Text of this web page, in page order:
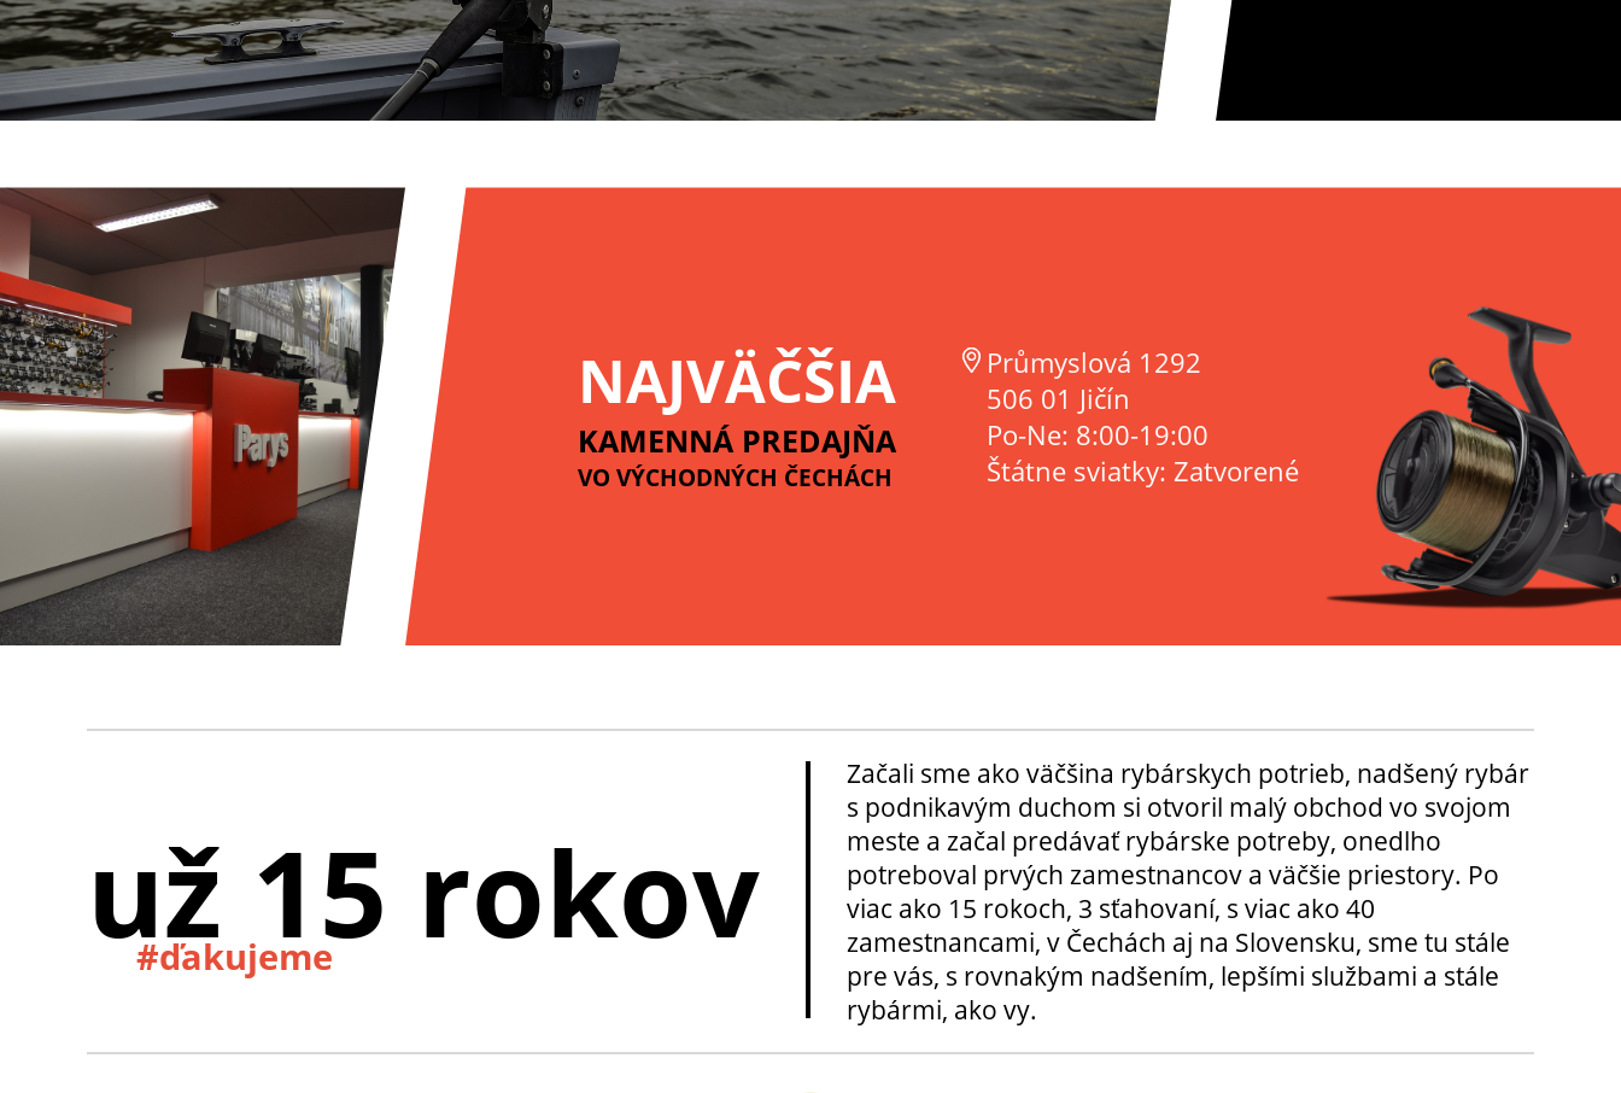
NAJVÄČŠIA
KAMENNÁ PREDAJŇA
VO VÝCHODNÝCH ČECHÁCH
Průmyslová 1292
506 01 Jičín
Po-Ne: 8:00-19:00
Štátne sviatky: Zatvorené
už 15 rokov
#ďakujeme
Začali sme ako väčšina rybárskych potrieb, nadšený rybár
s podnikavým duchom si otvoril malý obchod vo svojom
meste a začal predávať rybárske potreby, onedlho
potreboval prvých zamestnancov a väčšie priestory. Po
viac ako 15 rokoch, 3 sťahovaní, s viac ako 40
zamestnancami, v Čechách aj na Slovensku, sme tu stále
pre vás, s rovnakým nadšením, lepšími službami a stále
rybármi, ako vy.